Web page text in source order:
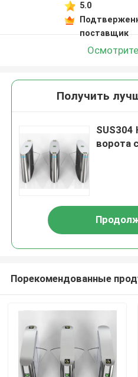
5.0
поставщик
Получить
ворота
Порекомендованные